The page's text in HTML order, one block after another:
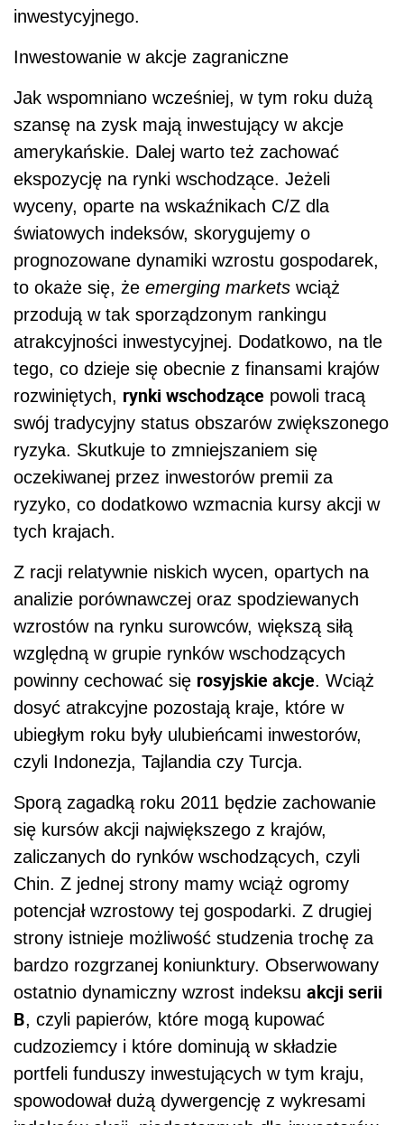
inwestycyjnego.
Inwestowanie w akcje zagraniczne
Jak wspomniano wcześniej, w tym roku dużą
szansę na zysk mają inwestujący w akcje
amerykańskie. Dalej warto też zachować
ekspozycję na rynki wschodzące. Jeżeli
wyceny, oparte na wskaźnikach C/Z dla
światowych indeksów, skorygujemy o
prognozowane dynamiki wzrostu gospodarek,
to okaże się, że emerging markets wciąż
przodują w tak sporządzonym rankingu
atrakcyjności inwestycyjnej. Dodatkowo, na tle
tego, co dzieje się obecnie z finansami krajów
rozwiniętych, rynki wschodzące powoli tracą
swój tradycyjny status obszarów zwiększonego
ryzyka. Skutkuje to zmniejszaniem się
oczekiwanej przez inwestorów premii za
ryzyko, co dodatkowo wzmacnia kursy akcji w
tych krajach.
Z racji relatywnie niskich wycen, opartych na
analizie porównawczej oraz spodziewanych
wzrostów na rynku surowców, większą siłą
względną w grupie rynków wschodzących
powinny cechować się rosyjskie akcje. Wciąż
dosyć atrakcyjne pozostają kraje, które w
ubiegłym roku były ulubieńcami inwestorów,
czyli Indonezja, Tajlandia czy Turcja.
Sporą zagadką roku 2011 będzie zachowanie
się kursów akcji największego z krajów,
zaliczanych do rynków wschodzących, czyli
Chin. Z jednej strony mamy wciąż ogromy
potencjał wzrostowy tej gospodarki. Z drugiej
strony istnieje możliwość studzenia trochę za
bardzo rozgrzanej koniunktury. Obserwowany
ostatnio dynamiczny wzrost indeksu akcji serii
B, czyli papierów, które mogą kupować
cudzoziemcy i które dominują w składzie
portfeli funduszy inwestujących w tym kraju,
spowodował dużą dywergencję z wykresami